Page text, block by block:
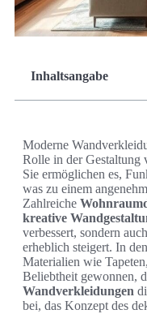
Inhaltsangabe
Moderne
Rolle in der Gestaltung
Sie ermöglichen es,
was zu einem
Zahlreiche
kreative
verbessert, sondern
erheblich steigert. In
Materialien wie
Beliebtheit gewonnen,
Wandverkleidungen
bei, das Konzept des